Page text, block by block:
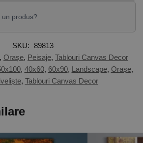
produs?
SKU: 89813
, Orașe, Peisaje, Tablouri Canvas Decor
, 40x60, 60x90, Landscape, Orașe,
, Tablouri Canvas Decor